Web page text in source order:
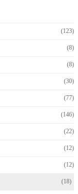
(123)
(8)
(8)
(30)
(77)
(146)
(22)
(12)
(12)
(18)